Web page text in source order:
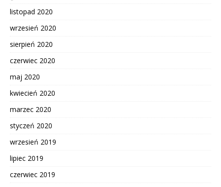
listopad 2020
wrzesień 2020
sierpień 2020
czerwiec 2020
maj 2020
kwiecień 2020
marzec 2020
styczeń 2020
wrzesień 2019
lipiec 2019
czerwiec 2019